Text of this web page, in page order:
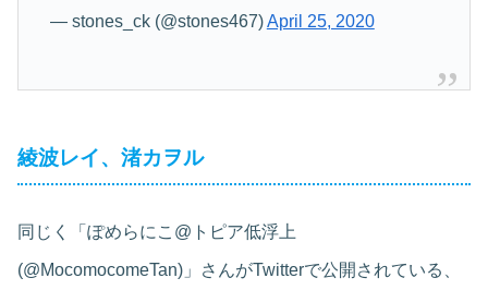
— stones_ck (@stones467)April 25, 2020
綾波レイ、渚カヲル
同じく「ぽめらにこ@トピア低浮上
(@MocomocomeTan)」さんがTwitterで公開されている、